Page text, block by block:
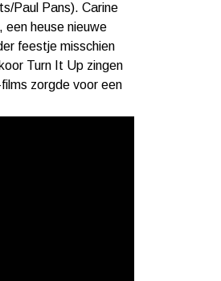
Paul Pans). Carine
een heuse nieuwe
feestje misschien
Turn It Up zingen
zorgde voor een